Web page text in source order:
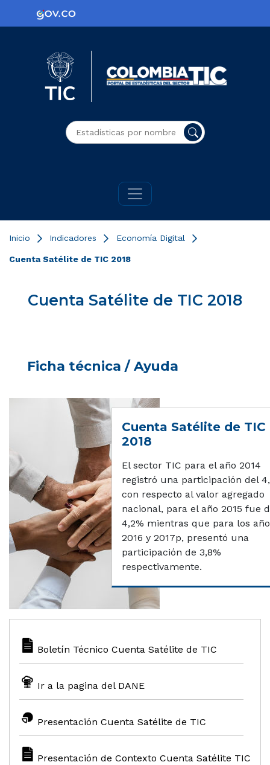
Logo Gobierno de Colombia
Buscador general
Inicio Indicadores Economía Digital
Cuenta Satélite de TIC 2018
Cuenta Satélite de TIC 2018
Ficha técnica / Ayuda
Cuenta Satélite de TIC
2018
El sector TIC para el año 2014
registró una participación del
con respecto al valor agregado
nacional, para el año 2015 fue
4,2% mientras que para los
2016 y 2017p, presentó una
participación de 3,8%
respectivamente.
Boletín Técnico Cuenta Satélite de TIC
Ir a la pagina del DANE
Presentación Cuenta Satélite de TIC
Presentación de Contexto Cuenta Satélite TIC